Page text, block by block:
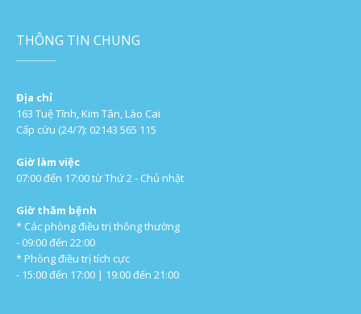
THÔNG TIN CHUNG
Địa chỉ
163 Tuệ Tĩnh, Kim Tân, Lào Cai
Cấp cứu (24/7): 02143 565 115
Giờ làm việc
07:00 đến 17:00 từ Thứ 2 - Chủ nhật
Giờ thăm bệnh
* Các phòng điều trị thông thường
- 09:00 đến 22:00
* Phòng điều trị tích cực
- 15:00 đến 17:00 | 19:00 đến 21:00